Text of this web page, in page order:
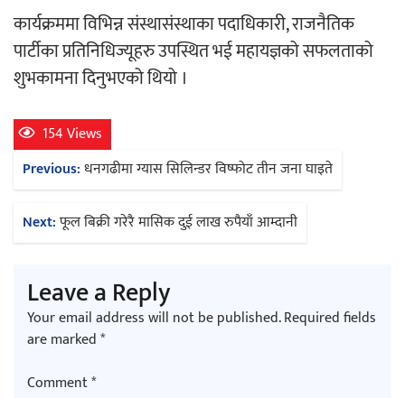
सार्वजनिक
कार्यक्रममा विभिन्न संस्थासंस्थाका पदाधिकारी, राजनैतिक
पार्टीका प्रतिनिधिज्यूहरु उपस्थित भई महायज्ञको सफलताको
शुभकामना दिनुभएको थियो ।
154 Views
Post
navigation
Previous:धनगढीमा ग्यास सिलिन्डर विष्फोट तीन जना घाइते
Next:फूल बिक्री गरेरै मासिक दुई लाख रुपैयाँ आम्दानी
Leave a Reply
Your email address will not be published.Required fields
are marked*
Comment*